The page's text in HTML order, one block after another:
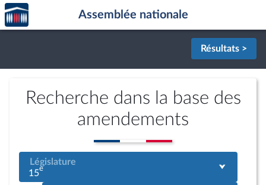
Aller au contenu
Aller en bas de la page
Accèder
à la
page
Assemblée nationale
Résultats >
Recherche dans la base des
amendements
Législature
15e